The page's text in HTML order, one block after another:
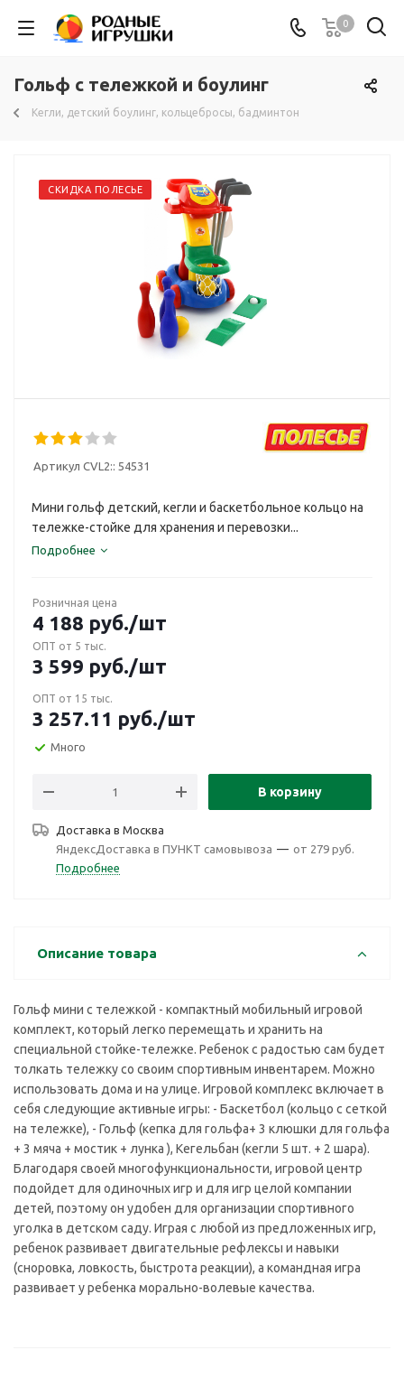
0
Гольф с тележкой и боулинг
Кегли, детский боулинг, кольцебросы, бадминтон
СКИДКА ПОЛЕСЬЕ
Артикул CVL2:: 54531
Мини гольф детский, кегли и баскетбольное кольцо на
тележке-стойке для хранения и перевозки...
Подробнее
Розничная цена
4 188 руб./шт
ОПТ от 5 тыс.
3 599 руб./шт
ОПТ от 15 тыс.
3 257.11 руб./шт
Много
В корзину
Доставка в Москва
ЯндексДоставка в ПУНКТ самовывоза — от 279 руб.
Подробнее
Описание товара
Гольф мини с тележкой - компактный мобильный игровой
комплект, который легко перемещать и хранить на
специальной стойке-тележке. Ребенок с радостью сам будет
толкать тележку со своим спортивным инвентарем. Можно
использовать дома и на улице. Игровой комплекс включает в
себя следующие активные игры: - Баскетбол (кольцо с сеткой
на тележке), - Гольф (кепка для гольфа+ 3 клюшки для гольфа
+ 3 мяча + мостик + лунка ), Кегельбан (кегли 5 шт. + 2 шара).
Благодаря своей многофункциональности, игровой центр
подойдет для одиночных игр и для игр целой компании
детей, поэтому он удобен для организации спортивного
уголка в детском саду. Играя с любой из предложенных игр,
ребенок развивает двигательные рефлексы и навыки
(сноровка, ловкость, быстрота реакции), а командная игра
развивает у ребенка морально-волевые качества.